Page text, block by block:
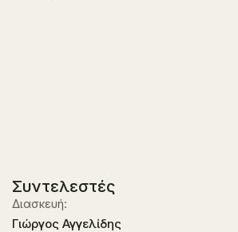
Συντελεστές
Διασκευή:
Γιώργος Αγγελίδης